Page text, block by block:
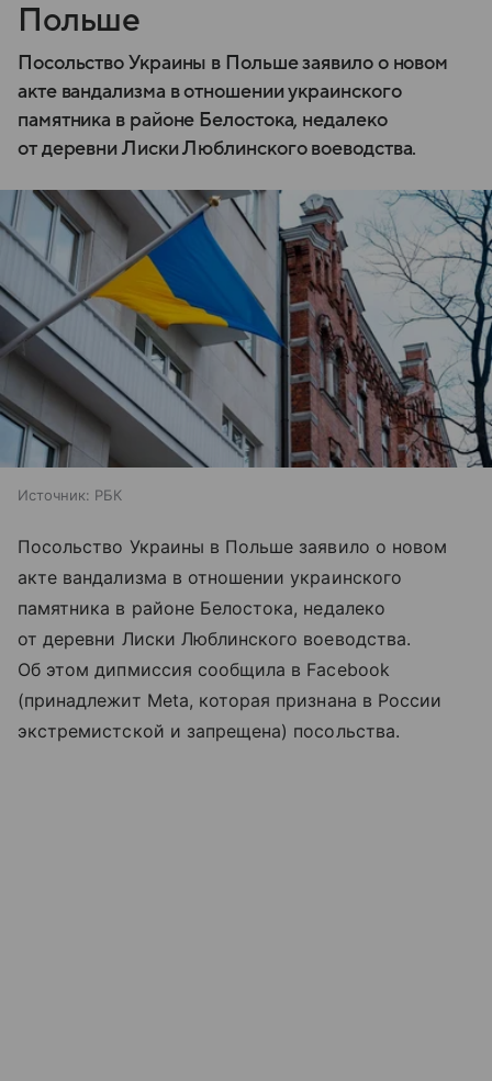
Польше
Посольство Украины в Польше заявило о новом
акте вандализма в отношении украинского
памятника в районе Белостока, недалеко
от деревни Лиски Люблинского воеводства.
Источник: РБК
Посольство Украины в Польше заявило о новом
акте вандализма в отношении украинского
памятника в районе Белостока, недалеко
от деревни Лиски Люблинского воеводства.
Об этом дипмиссия сообщила в Facebook
(принадлежит Meta, которая признана в России
экстремистской и запрещена) посольства.